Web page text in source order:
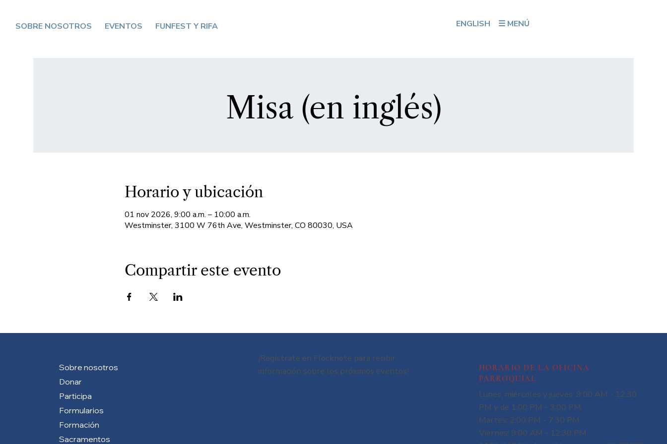
ENGLISH ☰ MENÚ
SOBRE NOSOTROS EVENTOS FUNFEST Y RIFA
Misa (en inglés)
Horario y ubicación
01 nov 2026, 9:00 a.m. – 10:00 a.m.
Westminster, 3100 W 76th Ave, Westminster, CO 80030, USA
Compartir este evento
Sobre nosotros
Donar
Participa
Formularios
Formación
Sacramentos
¡Regístrate en Flocknote para recibir
información sobre los próximos eventos!
HORARIO DE LA OFICINA
PARROQUIAL
Lunes, miércoles y jueves: 9:00 AM - 12:30
PM y de 1:00 PM - 3:00 PM.
Martes: 2:00 PM - 7:30 PM
Viernes: 9:00 AM - 12:30 PM